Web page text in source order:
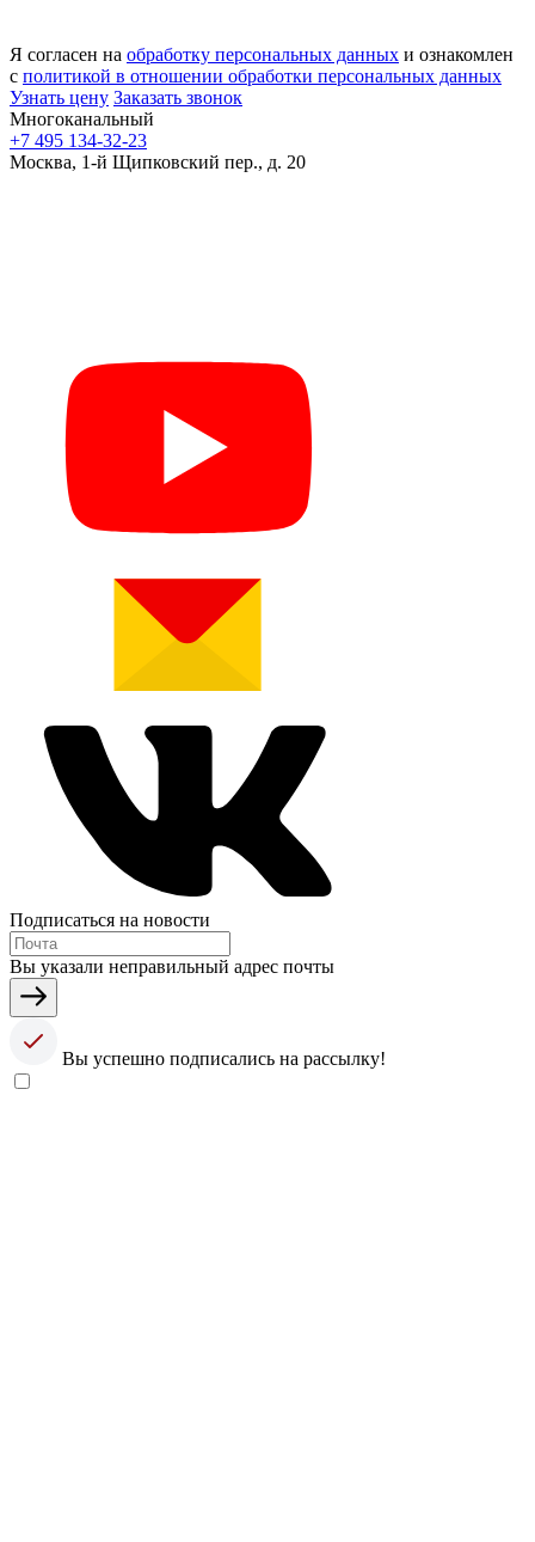
Я согласен на обработку персональных данных и ознакомлен
с политикой в отношении обработки персональных данных
Узнать цену Заказать звонок
Многоканальный
+7 495 134-32-23
Москва, 1-й Щипковский пер., д. 20
Подписаться на новости
Вы указали неправильный адрес почты
Вы успешно подписались на рассылку!